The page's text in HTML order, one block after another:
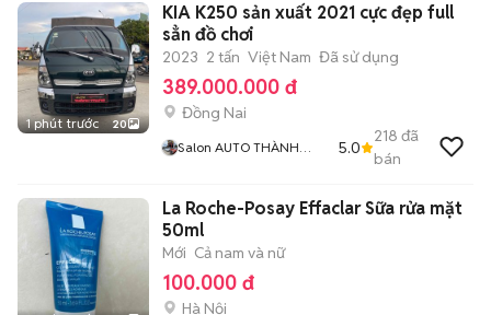
1 phút trước 20
KIA K250 sản xuất 2021 cực đẹp full
sẳn đồ chơi
2023 2 tấn Việt Nam Đã sử dụng
389.000.000 đ
Đồng Nai
Salon AUTO THÀNH
5.0
218 đã
bán
La Roche-Posay Effaclar Sữa rửa mặt
50ml
Mới Cả nam và nữ
100.000 đ
Hà Nội